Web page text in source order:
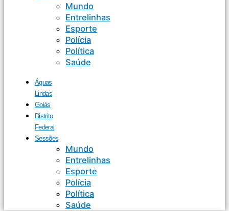
Mundo
Entrelinhas
Esporte
Polícia
Política
Saúde
Águas
Lindas
Goiás
Distrito
Federal
Sessões
Mundo
Entrelinhas
Esporte
Polícia
Política
Saúde